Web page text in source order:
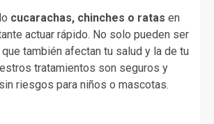
cucarachas, chinches o ratas en
actuar rápido. No solo pueden ser
también afectan tu salud y la de tu
tratamientos son seguros y
riesgos para niños o mascotas.